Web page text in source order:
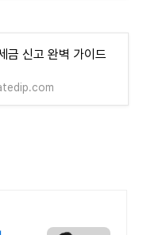
금 신고 완벽 가이드